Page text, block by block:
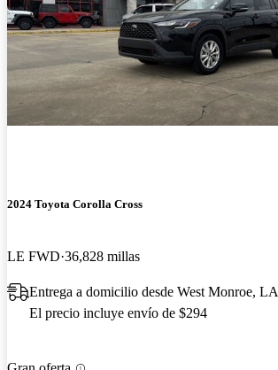
2024 Toyota Corolla Cross
LE FWD 36,828 millas
Entrega a domicilio desde West Monroe, LA
El precio incluye envío de $294